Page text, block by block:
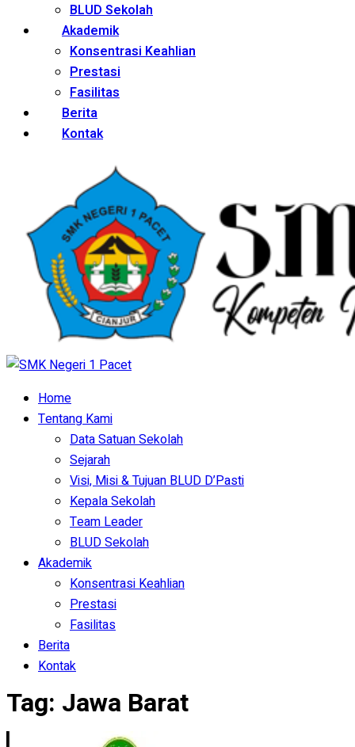
BLUD Sekolah
Akademik
Konsentrasi Keahlian
Prestasi
Fasilitas
Berita
Kontak
Home
Tentang Kami
Data Satuan Sekolah
Sejarah
Visi, Misi & Tujuan BLUD D’Pasti
Kepala Sekolah
Team Leader
BLUD Sekolah
Akademik
Konsentrasi Keahlian
Prestasi
Fasilitas
Berita
Kontak
Tag: Jawa Barat